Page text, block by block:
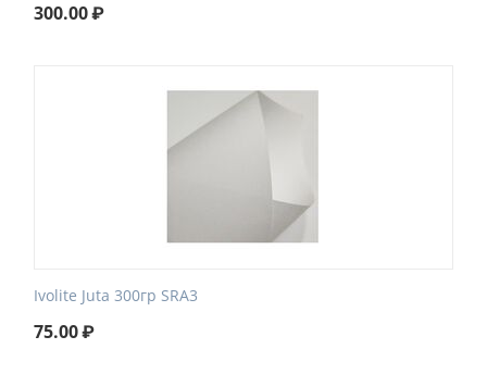
300.00₽
Ivolite Juta 300гр SRA3
75.00₽